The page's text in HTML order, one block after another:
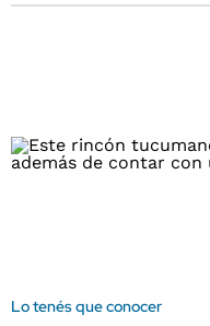
Lo tenés que conocer